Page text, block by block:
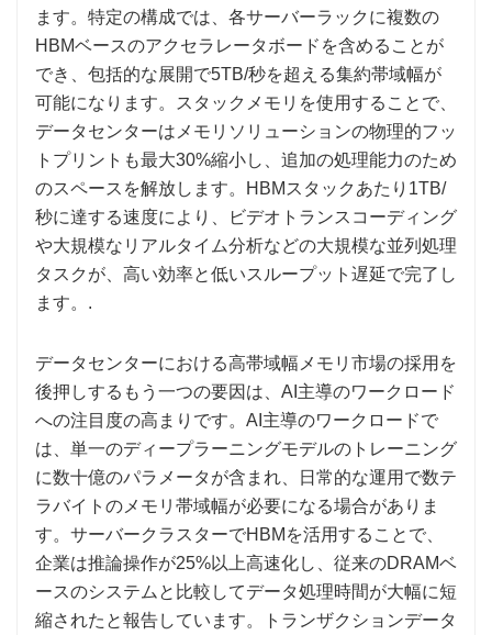
ます。特定の構成では、各サーバーラックに複数の
HBMベースのアクセラレータボードを含めることが
でき、包括的な展開で5TB/秒を超える集約帯域幅が
可能になります。スタックメモリを使用することで、
データセンターはメモリソリューションの物理的フッ
トプリントも最大30%縮小し、追加の処理能力のため
のスペースを解放します。HBMスタックあたり1TB/
秒に達する速度により、ビデオトランスコーディング
や大規模なリアルタイム分析などの大規模な並列処理
タスクが、高い効率と低いスループット遅延で完了し
ます。.
データセンターにおける高帯域幅メモリ市場の採用を
後押しするもう一つの要因は、AI主導のワークロード
への注目度の高まりです。AI主導のワークロードで
は、単一のディープラーニングモデルのトレーニング
に数十億のパラメータが含まれ、日常的な運用で数テ
ラバイトのメモリ帯域幅が必要になる場合がありま
す。サーバークラスターでHBMを活用することで、
企業は推論操作が25%以上高速化し、従来のDRAMベ
ースのシステムと比較してデータ処理時間が大幅に短
縮されたと報告しています。トランザクションデータ